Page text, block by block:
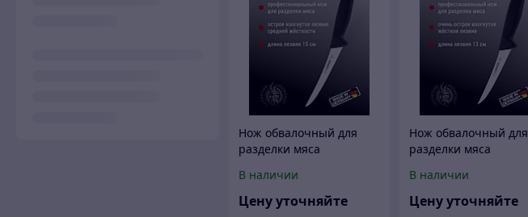
Нож обвалочный для
разделки мяса
см
В наличии
Цену уточняйте
Нож обвалочный для
разделки мяса
см
В наличии
Цену уточняйте